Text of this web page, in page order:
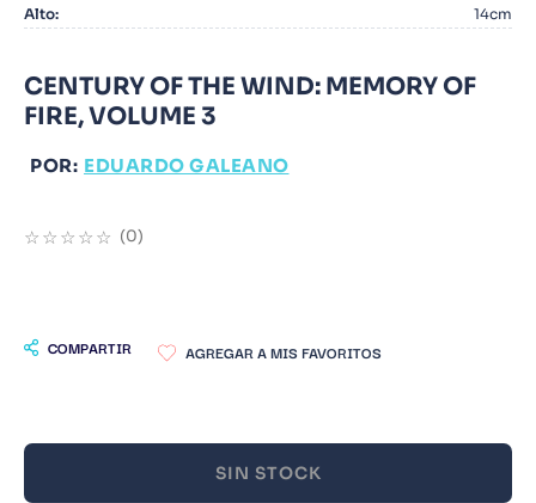
Alto: 14cm
CENTURY OF THE WIND: MEMORY OF
FIRE, VOLUME 3
POR: EDUARDO GALEANO
☆☆☆☆☆ (0)
COMPARTIR
SIN STOCK
7. Iliada
9. Infantil
10. Warhammer